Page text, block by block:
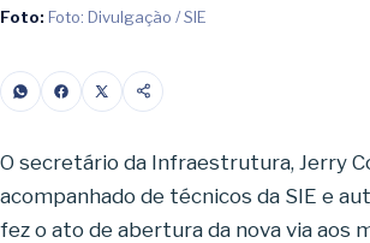
Foto: Foto: Divulgação / SIE
O secretário da Infraestrutura, Jerry
acompanhado de técnicos da SIE e
fez o ato de abertura da nova via aos